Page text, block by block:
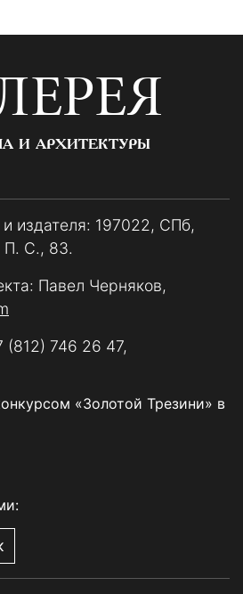
И АРХИТЕКТУРЫ
издателя: 197022, СПб,
П. С., 83.
Павел Черняков,
(812) 746 26 47,
«Золотой Трезини» в